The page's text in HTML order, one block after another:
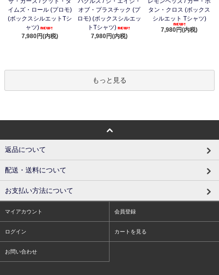
イムズ・ロール (プロモ)
(ボックスシルエットTシ
ャツ)
7,980円(内税)
オブ・プラスチック (プ
ロモ) (ボックスシルエッ
トTシャツ)
7,980円(内税)
タン・クロス (ボックス
シルエット Tシャツ)
7,980円(内税)
もっと見る
返品について
配送・送料について
お支払い方法について
マイアカウント 会員登録
ログイン カートを見る
お問い合わせ